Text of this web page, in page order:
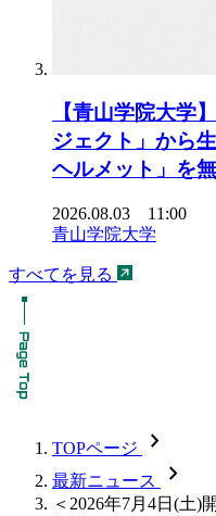
【青山学院大学
ジェクト」から
ヘルメット」を
2026.08.03 11:00
青山学院大学
すべてを見る
TOPページ chevron_forward
最新ニュース chevron_forward
＜2026年7月4日(土)